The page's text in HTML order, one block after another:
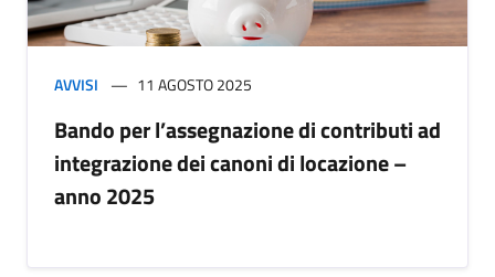
AVVISI 11 AGOSTO 2025
Bando per l’assegnazione di contributi ad
integrazione dei canoni di locazione –
anno 2025